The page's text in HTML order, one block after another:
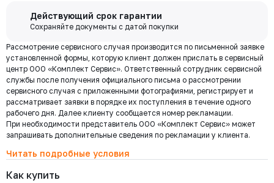
Обмен документами через Диадок это обмен и подписание
любых документов без дублирования на бумаге. Приглашаем Вас
приступить к работе по обмену документами в электронном
виде.
Подробнее
Бесплатная
доставка по
Москве и
области при
заказе от 30
000 ₽
Региональная доставка
Мы стремимся сократить издержки по доставке заказов для наших
клиентов!
Москве. Условия доставки до терминалов ТК в других городах
Действующий срок гарантии
Сохраняйте документы с датой покупки
Рассмотрение сервисного случая производится по письменной заявке
установленной формы, которую клиент должен прислать в сервисный
центр ООО «Комплект Сервис». Ответственный сотрудник сервисной
службы после получения официального письма о рассмотрении
сервисного случая с приложенными фотографиями, регистрирует и
рассматривает заявки в порядке их поступления в течение одного
рабочего дня. Далее клиенту сообщается номер рекламации.
При необходимости представитель ООО «Комплект Сервис» может
запрашивать дополнительные сведения по рекламации у клиента.
Читать подробные условия
Как купить